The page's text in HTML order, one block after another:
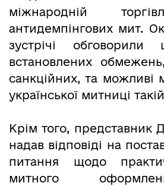
міжнародній
антидемпінгових мит.
зустрічі
встановлених
санкційних, та можливі
української митниці
Крім того, представник
надав відповіді на
питання щодо
митного